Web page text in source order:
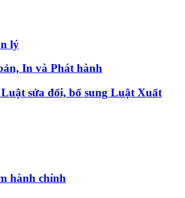
lý
In và Phát hành
sửa đổi, bổ sung Luật Xuất
hành chính